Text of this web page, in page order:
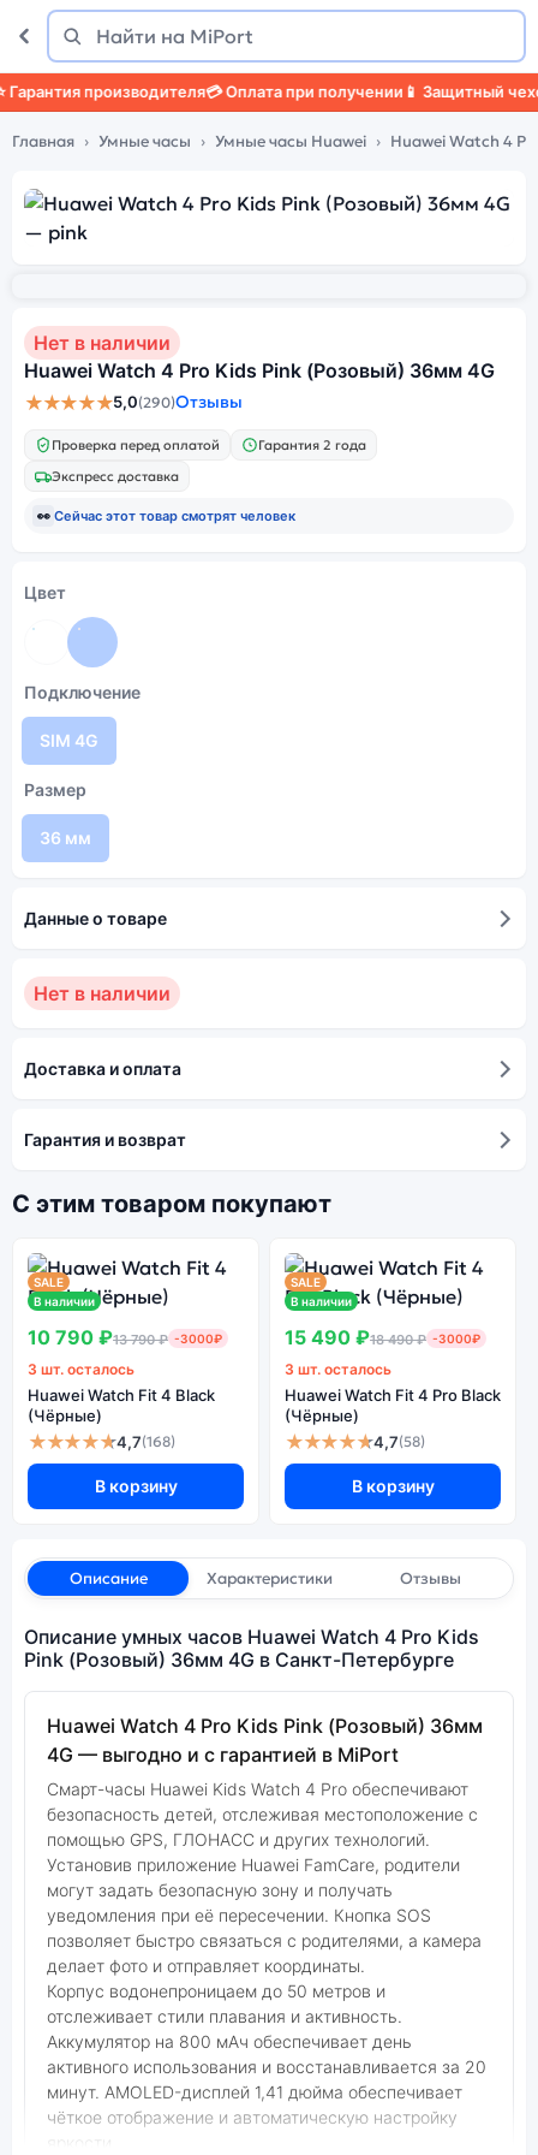
Поиск
Найти
производителя💳 Оплата при получении📱 Защитный чехол🛡️
Главная Умные часы Умные часы Huawei Huawei Watch 4
Нет в наличии
Huawei Watch 4 Pro Kids Pink (Розовый) 36мм 4G
★★★★★5,0(290)Отзывы
Проверка перед оплатой
Гарантия 2 года
Экспресс доставка
👀 Сейчас этот товар смотрят человек
Цвет
Подключение
SIM 4G
Размер
36 мм
Данные о товаре
Нет в наличии
Доставка и оплата
Гарантия и возврат
С этим товаром покупают
SALE
В наличии
10 790 ₽13 790 ₽ -3000₽
3 шт. осталось
Huawei Watch Fit 4 Black
(Чёрные)
★★★★★4,7(168)
В корзину
SALE
В наличии
15 490 ₽18 490 ₽ -3000₽
3 шт. осталось
Huawei Watch Fit 4 Pro Black
(Чёрные)
★★★★★4,7(58)
В корзину
Описание Характеристики Отзывы
Описание умных часов Huawei Watch 4 Pro Kids
Pink (Розовый) 36мм 4G в Санкт-Петербурге
Huawei Watch 4 Pro Kids Pink (Розовый) 36мм
4G — выгодно и с гарантией в MiPort
Смарт-часы Huawei Kids Watch 4 Pro обеспечивают
безопасность детей, отслеживая местоположение с
помощью GPS, ГЛОНАСС и других технологий.
Установив приложение Huawei FamCare, родители
могут задать безопасную зону и получать
уведомления при её пересечении. Кнопка SOS
позволяет быстро связаться с родителями, а камера
делает фото и отправляет координаты.
Корпус водонепроницаем до 50 метров и
отслеживает стили плавания и активность.
Аккумулятор на 800 мАч обеспечивает день
активного использования и восстанавливается за 20
минут. AMOLED-дисплей 1,41 дюйма обеспечивает
чёткое отображение и автоматическую настройку